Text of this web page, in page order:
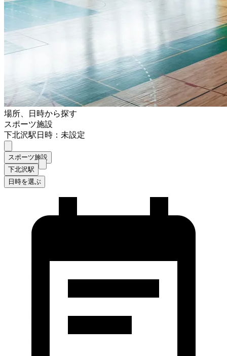
場所、日時から探す
スポーツ施設
下北沢駅日時：未設定
スポーツ施設
下北沢駅
日時を選ぶ